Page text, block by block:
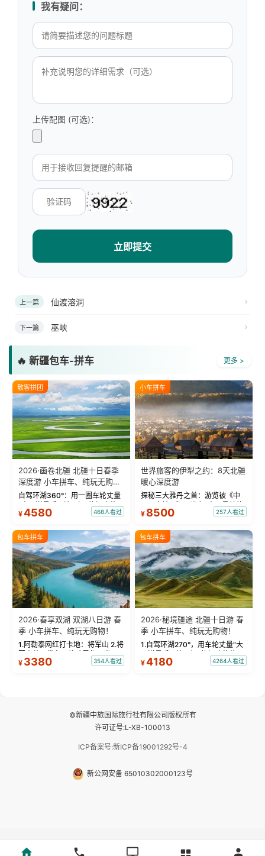
我有疑问：
上传配图 (可选)：
立即提交
上一篇 仙渡溶洞
下一篇 巫峡
🔥 新疆包车-拼车 更多 >
散客拼团
2026·画卷北疆 北疆十日春季
深度游 小车拼车、纯玩无购
物！
自驾环湖360°：用一圈车轮丈量
“大西洋最后一滴眼泪”的极致蔚
蓝。 赛湖旅拍：甄选多款风格服
绝美瞬间。 赛湖坦克300跟车视
频：专业摄影师...
¥4580 468人看过
小车拼车
世界旅客的伊犁之约：8天北疆
暖心深度游
探秘三大雅丹之首：游览被《中
国国家地理》评选为“中国最美的
三大雅丹”第一名的克拉玛依魔鬼
瓦人最大村落——禾木村，欣赏
晨雾与小木...
¥ 8500 257人看过
包车拼车
2026·春享双湖 双湖八日游 春
季 小车拼车、纯玩无购物！
1.阿勒泰网红打卡地：将军山 2.将
军山落日缆车，体验雪都风光 3.
将军山，夕阳派对，蹦迪party 4.
¥ 3380 354人看过
包车拼车
2026·秘境疆途 北疆十日游 春
季 小车拼车、纯玩无购物！
1.自驾环湖270°，用车轮丈量“大
西洋最后一滴眼泪”的极致蔚蓝，
让雪山、花海与深邃湖水在转弯
¥4180 4264人看过
©新疆中旅国际旅行社有限公司版权所有
许可证号:L-XB-100013
ICP备案号:新ICP备19001292号-4
新公网安备 65010302000123号